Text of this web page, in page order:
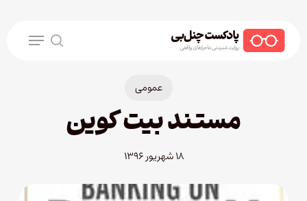
search
Menu
عمومی
مستند بیت کوین
۱۸ شهریور ۱۳۹۶